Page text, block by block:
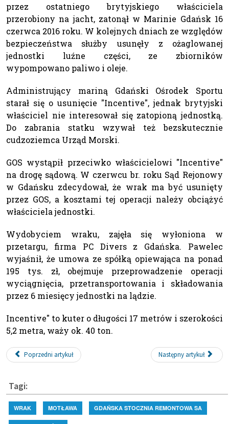
przez ostatniego brytyjskiego właściciela
przerobiony na jacht, zatonął w Marinie Gdańsk 16
czerwca 2016 roku. W kolejnych dniach ze względów
bezpieczeństwa służby usunęły z ożaglowanej
jednostki luźne części, ze zbiorników
wypompowano paliwo i oleje.
Administrujący mariną Gdański Ośrodek Sportu
starał się o usunięcie "Incentive", jednak brytyjski
właściciel nie interesował się zatopioną jednostką.
Do zabrania statku wzywał też bezskutecznie
cudzoziemca Urząd Morski.
GOS wystąpił przeciwko właścicielowi "Incentive"
na drogę sądową. W czerwcu br. roku Sąd Rejonowy
w Gdańsku zdecydował, że wrak ma być usunięty
przez GOS, a kosztami tej operacji należy obciążyć
właściciela jednostki.
Wydobyciem wraku, zajęła się wyłoniona w
przetargu, firma PC Divers z Gdańska. Pawelec
wyjaśnił, że umowa ze spółką opiewająca na ponad
195 tys. zł, obejmuje przeprowadzenie operacji
wyciągnięcia, przetransportowania i składowania
przez 6 miesięcy jednostki na lądzie.
Incentive" to kuter o długości 17 metrów i szerokości
5,2 metra, waży ok. 40 ton.
Poprzedni artykuł Następny artykuł
Tagi:
WRAK MOTŁAWA GDAŃSKA STOCZNIA REMONTOWA SA